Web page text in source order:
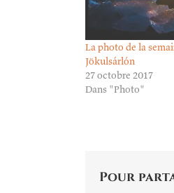
La photo de la
Jökulsárlón
27 octobre 2017
Dans "Photo"
Pour